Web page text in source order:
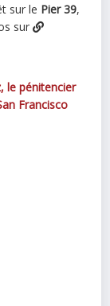
sur le Pier 39,
sur
le pénitencier
Francisco